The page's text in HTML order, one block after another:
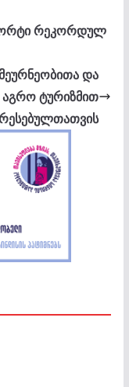
რეკორდულ
და
ტურიზმით